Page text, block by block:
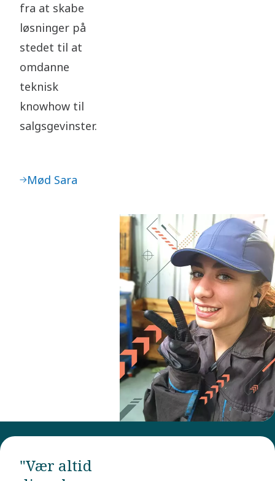
fra at skabe
løsninger på
stedet til at
omdanne
teknisk
knowhow til
salgsgevinster.
Mød Sara
"Vær altid